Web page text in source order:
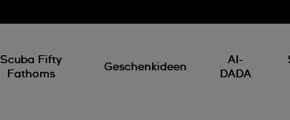
Scuba Fifty
Fathoms
Geschenkideen
AI-
DADA